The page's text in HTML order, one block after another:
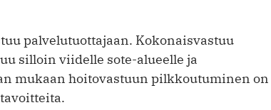
palvelutuottajaan. Kokonaisvastuu
silloin viidelle sote-alueelle ja
mukaan hoitovastuun pilkkoutuminen on